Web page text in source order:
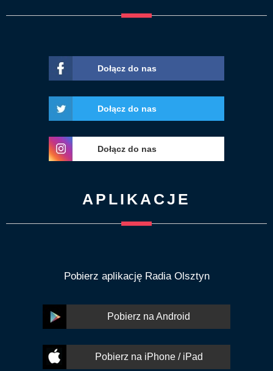
Dołącz do nas
Dołącz do nas
Dołącz do nas
APLIKACJE
Pobierz aplikację Radia Olsztyn
Pobierz na Android
Pobierz na iPhone / iPad